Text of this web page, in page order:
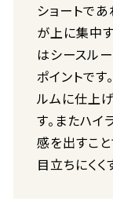
ショートで
が上に集中
はシースル
ポイントで
ルムに仕上
す。またハ
感を出すこ
目立ちにく